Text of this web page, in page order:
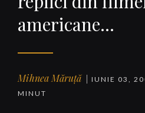
americane…
Mihnea Măruță IUNIE 03,
MINUT